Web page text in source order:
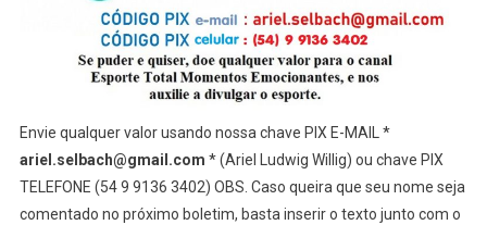
Envie qualquer valor usando nossa chave PIX E-MAIL *
ariel.selbach@gmail.com * (Ariel Ludwig Willig) ou chave PIX
TELEFONE (54 9 9136 3402) OBS. Caso queira que seu nome seja
comentado no próximo boletim, basta inserir o texto junto com o